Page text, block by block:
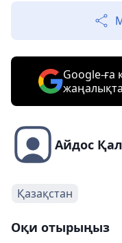
Google-ға
Айдос
Қазақстан
Оқи отырыңыз